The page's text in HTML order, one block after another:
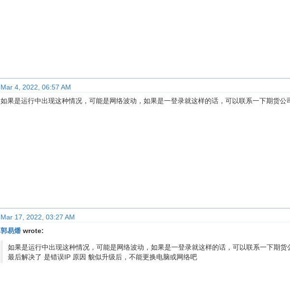
Mar 4, 2022, 06:57 AM
如果是运行中出现这种情况，可能是网络波动，如果是一登录就这样的话，可以联系一下期货公
Mar 17, 2022, 03:27 AM
郭易燔wrote:
如果是运行中出现这种情况，可能是网络波动，如果是一登录就这样的话，可以联系一下期
最后解决了 是错误IP 原因 貌似升级后，不能更换电脑或网络吧